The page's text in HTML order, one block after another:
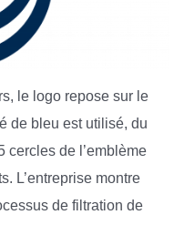
le logo repose sur le
de bleu est utilisé, du
cercles de l’emblème
L’entreprise montre
de filtration de